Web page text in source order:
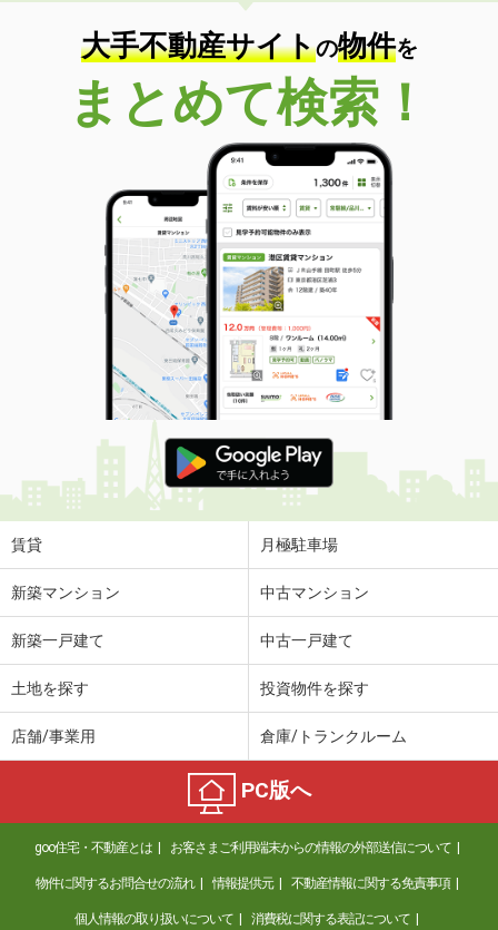
大手不動産サイトの物件を
まとめて検索！
賃貸 月極駐車場
新築マンション 中古マンション
新築一戸建て 中古一戸建て
土地を探す 投資物件を探す
店舗/事業用 倉庫/トランクルーム
PC版へ
goo住宅・不動産とは お客さまご利用端末からの情報の外部送信について
物件に関するお問合せの流れ 情報提供元 不動産情報に関する免責事項
個人情報の取り扱いについて 消費税に関する表記について